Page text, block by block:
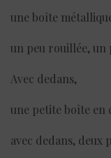
une boîte
un peu rouillée, un
Avec dedans,
une petite boîte en
avec dedans, deux